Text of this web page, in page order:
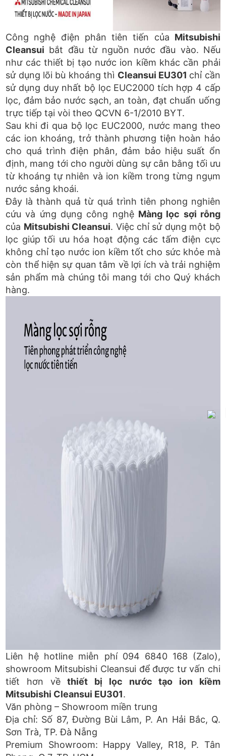
Công nghệ điện phân tiên tiến của Mitsubishi
Cleansui bắt đầu từ nguồn nước đầu vào. Nếu
như các thiết bị tạo nước ion kiềm khác cần phải
sử dụng lõi bù khoáng thì Cleansui EU301 chỉ cần
sử dụng duy nhất bộ lọc EUC2000 tích hợp 4 cấp
lọc, đảm bảo nước sạch, an toàn, đạt chuẩn uống
trực tiếp tại vòi theo QCVN 6-1/2010 BYT.
Sau khi đi qua bộ lọc EUC2000, nước mang theo
các ion khoáng, trở thành phương tiện hoàn hảo
cho quá trình điện phân, đảm bảo hiệu suất ổn
định, mang tới cho người dùng sự cân bằng tối ưu
từ khoáng tự nhiên và ion kiềm trong từng ngụm
nước sảng khoái.
Đây là thành quả từ quá trình tiên phong nghiên
cứu và ứng dụng công nghệ Màng lọc sợi rỗng
của Mitsubishi Cleansui. Việc chỉ sử dụng một bộ
lọc giúp tối ưu hóa hoạt động các tấm điện cực
không chỉ tạo nước ion kiềm tốt cho sức khỏe mà
còn thể hiện sự quan tâm về lợi ích và trải nghiệm
sản phẩm mà chúng tôi mang tới cho Quý khách
hàng.
Liên hệ hotline miễn phí 094 6840 168 (Zalo),
showroom Mitsubishi Cleansui để được tư vấn chi
tiết hơn vềthiết bị lọc nước tạo ion kiềm
Mitsubishi Cleansui EU301.
Văn phòng – Showroom miền trung
Địa chỉ: Số 87, Đường Bùi Lâm, P. An Hải Bắc, Q.
Sơn Trà, TP. Đà Nẵng
Premium Showroom: Happy Valley, R18, P. Tân